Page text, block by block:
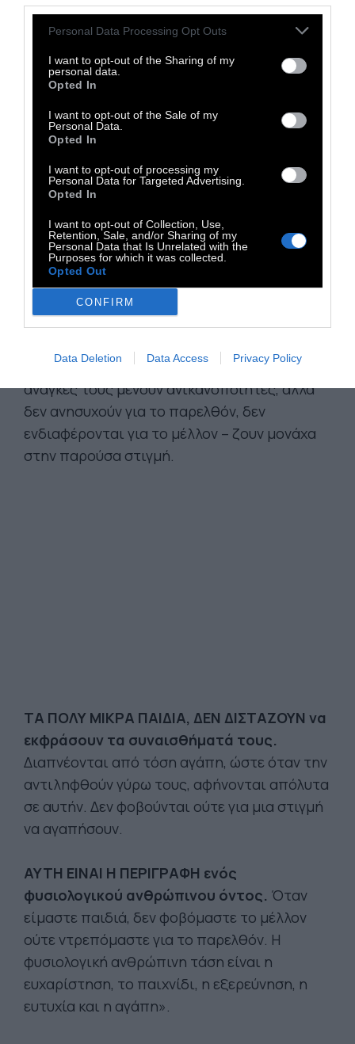
Personal Data Processing Opt Outs
I want to opt-out of the Sharing of my
personal data.
Opted In
I want to opt-out of the Sale of my
Personal Data.
Opted In
I want to opt-out of processing my
Personal Data for Targeted Advertising.
Opted In
I want to opt-out of Collection, Use,
Retention, Sale, and/or Sharing of my
Personal Data that Is Unrelated with the
Purposes for which it was collected.
Opted Out
CONFIRM
Data Deletion Data Access Privacy Policy
αλλά έχουμε ποια ξεχάσει τι σημαίνει στ’
αλήθεια ελευθερία. Ας πάρουμε ένα παιδί
δύο, τριών ή και τεσσάρων ετών – να ένας
ελεύθερος άνθρωπος. Γιατί είναι ελεύθερος
κάνει αυτό που επιθυμεί.
ΤΟ ΠΑΙΔΙ ΕΙΝΑΙ ΕΝΑ ΑΓΡΙΟ ΠΛΑΣΜΑ - ένα
λουλούδι, ένα δέντρο ή ένα ζώο που δεν
παρατηρήσουμε ανθρώπους ηλικίας δύο
χρόνων, θα προσέξουμε ότι τις
περισσότερες φορές αυτοί οι άνθρωποι
διασκεδάζουν κι έχουν ένα φωτεινό χαμόγελο
ζωγραφισμένο στα χείλη. Εξερευνούν τον
όταν πονούν, όταν πεινάνε, όταν κάποιες
ανάγκες τους μένουν ανικανοποίητες, αλλά
δεν ανησυχούν για το παρελθόν, δεν
ενδιαφέρονται για το μέλλον – ζουν μονάχα
στην παρούσα στιγμή.
ΤΑ ΠΟΛΥ ΜΙΚΡΑ ΠΑΙΔΙΑ, ΔΕΝ ΔΙΣΤΑΖΟΥΝ να
εκφράσουν τα συναισθήματά τους.
Διαπνέονται από τόση αγάπη, ώστε όταν την
αντιληφθούν γύρω τους, αφήνονται απόλυτα
σε αυτήν. Δεν φοβούνται ούτε για μια στιγμή
να αγαπήσουν.
ΑΥΤΗ ΕΙΝΑΙ Η ΠΕΡΙΓΡΑΦΗ ενός
φυσιολογικού ανθρώπινου όντος. Όταν
είμαστε παιδιά, δεν φοβόμαστε το μέλλον
ούτε ντρεπόμαστε για το παρελθόν. Η
φυσιολογική ανθρώπινη τάση είναι η
ευχαρίστηση, το παιχνίδι, η εξερεύνηση, η
ευτυχία και η αγάπη».